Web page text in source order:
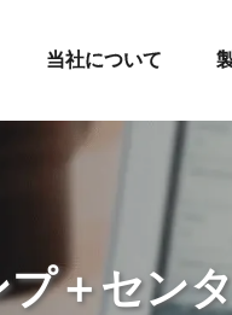
当社について
プ＋セン